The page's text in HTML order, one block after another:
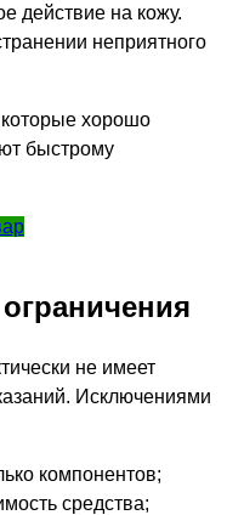
действие на кожу.
неприятного
хорошо
быстрому
не имеет
Исключениями
компонентов;
средства;